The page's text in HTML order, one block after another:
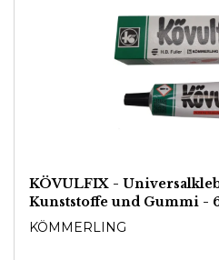
KÖVULFIX -
Kunststoffe und Gummi -
KÖMMERLING